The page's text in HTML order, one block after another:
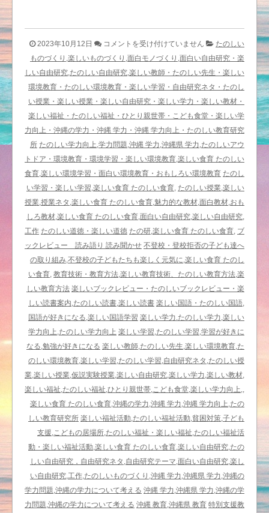
2023年10月12日
楽
し
い
国
語
－
に
ん
げ
ん
ぴ
か
ぴ
か
〈子
ど
も
詩
２〉
川
崎
洋
編
中
公
新
書
か
ら
は
コメントを受け付けていません
たのしい
ものづくり,楽しいものづくり,面白モノづくり,面白い自由研究・楽
しい自由研究,たのしい自由研究,楽しい教師・たのしい先生・楽しい
環境教育・たのしい環境教育・楽しい学習・自由研究ネタ・たのし
い授業・楽しい授業・楽しい自由研究・楽しい学力・楽しい教材・
楽しい福祉・たのしい福祉・ひとり親世帯・こども食堂・楽しい学
力向上・沖縄の学力・沖縄 学力・沖縄 学力向上・たのしい教育研究
所 たのしい学力向上,学力問題,沖縄 学力,沖縄県 学力,たのしいアウ
トドア・環境教育・環境学習・楽しい環境教育,楽しい食育 たのしい
食育,楽しい環境学習・面白い環境教育・おもしろい環境教育 たのし
い学習・楽しい学習,楽しい食育 たのしい食育, たのしい授業,楽しい
授業,授業ネタ,楽しい食育 たのしい食育,魅力的な教材,面白教材,おも
しろ教材,楽しい食育 たのしい食育,面白い自由研究,楽しい自由研究,
工作 たのしい道徳・楽しい道徳 たの研,楽しい食育 たのしい食育, ブ
ックレビュー 読み語り 読み聞かせ 不登校・登校拒否の子ども達へ
の取り組み,不登校の子どもたちも楽しく元気に,楽しい食育 たのし
い食育, 教育技術・教育方法,楽しい教育技術、たのしい教育方法,楽
しい教育方法 楽しいブックレビュー・たのしいブックレビュー・楽
しい読書案内,たのしい読書,楽しい読書 楽しい国語・たのしい国語,
国語が好きになる,楽しい国語学習 楽しい学力.たのしい学力,楽しい
学力向上,たのしい学力向上 楽しい学習,たのしい学習,学習が好きに
なる,勉強が好きになる 楽しい教師,たのしい先生,楽しい環境教育,た
のしい環境教育,楽しい学習,たのしい学習,自由研究ネタ,たのしい授
業,楽しい授業,仮説実験授業,楽しい自由研究,楽しい学力,楽しい教材,
楽しい福祉,たのしい福祉,ひとり親世帯,こども食堂,楽しい学力向上,,
楽しい食育 たのしい食育,沖縄の学力,沖縄 学力,沖縄 学力向上,たの
しい教育研究所 楽しい福祉活動,たのしい福祉活動,貧困対策,子ども
支援,こどもの居場所,たのしい福祉・楽しい福祉,たのしい福祉活
動・楽しい福祉活動,楽しい食育 たのしい食育,楽しい自由研究,たの
しい自由研究，自由研究ネタ,自由研究テーマ,面白い自由研究,楽し
い自由研究,工作,たのしいものづくり,沖縄 学力,沖縄県 学力,沖縄の
学力問題,沖縄の学力について考える 沖縄 学力,沖縄県 学力,沖縄の学
力問題,沖縄の学力について考える 沖縄 教育,沖縄県 教育 特別支援教